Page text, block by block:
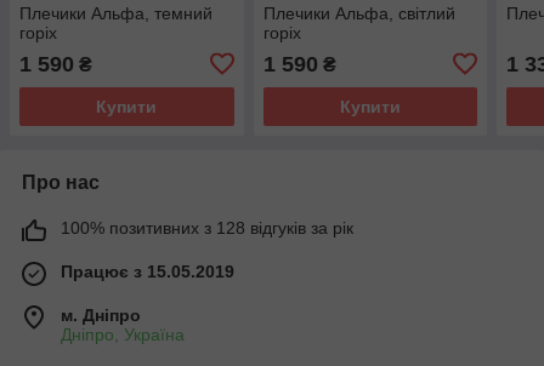
Плечики Альфа, темний
горіх
1 590 ₴
Купити
Плечики Альфа, світлий
горіх
1 590 ₴
Купити
1
Про нас
100% позитивних з 128 відгуків за рік
Працює з 15.05.2019
м. Дніпро
Дніпро, Україна